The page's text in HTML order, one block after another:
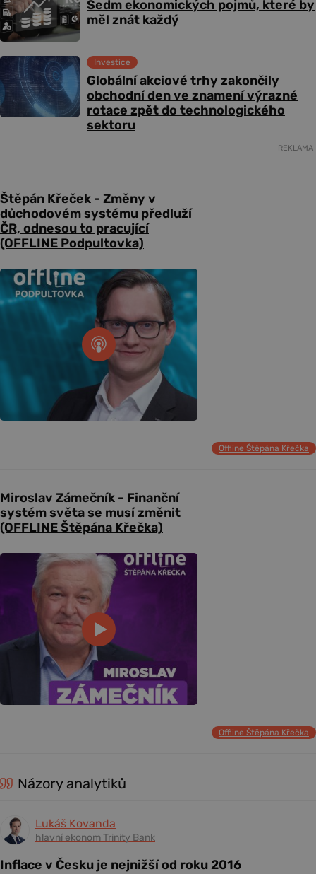
Sedm ekonomických pojmů, které by
měl znát každý
Globální akciové trhy zakončily
obchodní den ve znamení výrazné
rotace zpět do technologického
sektoru
Investice
REKLAMA
Štěpán Křeček - Změny v
důchodovém systému předluží
ČR, odnesou to pracující
(OFFLINE Podpultovka)
Offline Štěpána Křečka
Miroslav Zámečník - Finanční
systém světa se musí změnit
(OFFLINE Štěpána Křečka)
Offline Štěpána Křečka
Názory analytiků
Lukáš Kovanda
hlavní ekonom Trinity Bank
Inflace v Česku je nejnižší od roku 2016